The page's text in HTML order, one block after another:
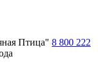
Птица" 8 800 222